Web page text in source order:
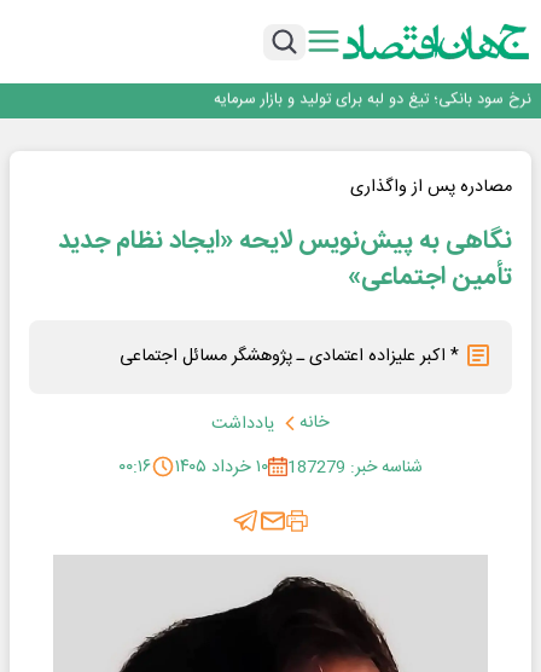
عبور فکور صنعت از مرز ۵۳ همت درآمد
نرخ سود بانکی؛ تیغ دو لبه برای تولید و بازار سرمایه
ثبت بالاترین رکورد تاریخی در بازار سهام؛ ارزش معاملات خرد به ۶۶ همت رسید
عبور فکور صنعت از مرز ۵۳ همت درآمد
مصادره پس از واگذاری
نگاهی به پیش‌نویس لایحه «ایجاد نظام جدید
تأمین اجتماعی»
* اکبر علیزاده اعتمادی ـ پژوهشگر مسائل اجتماعی
خانه
یادداشت
شناسه خبر: 187279
۱۰ خرداد ۱۴۰۵ ۰۰:۱۶